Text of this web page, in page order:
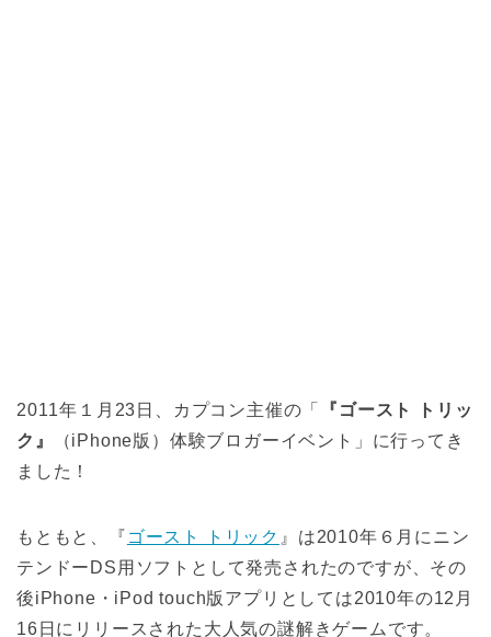
2011年１月23日、カプコン主催の「
『ゴースト トリッ
ク』
（iPhone版）体験ブロガーイベント」に行ってき
ました！
もともと、『 ゴースト トリック 』は2010年６月にニン
テンドーDS用ソフトとして発売されたのですが、その
後iPhone・iPod touch版アプリとしては2010年の12月
16日にリリースされた大人気の謎解きゲームです。